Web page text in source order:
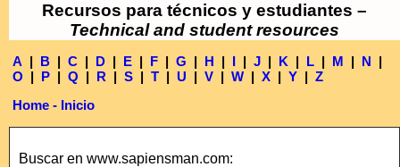
Recursos para técnicos y estudiantes –
Technical and student resources
A | B | C | D | E | F | G | H | I | J | K | L | M | N |
O | P | Q | R | S | T | U | V | W | X | Y | Z
Home - Inicio
Buscar en www.sapiensman.com: